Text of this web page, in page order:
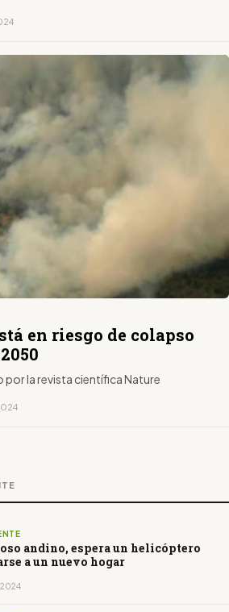
en riesgo de colapso
la revista científica Nature
andino, espera un helicóptero
a un nuevo hogar